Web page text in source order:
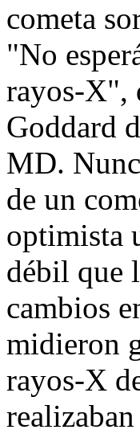
cometa
"No
rayos-X",
Goddard
MD.
de un
optimista
débil que
cambios
midieron
rayos-X